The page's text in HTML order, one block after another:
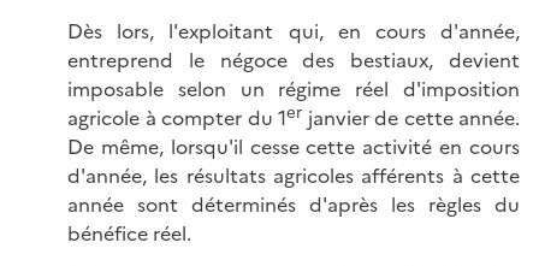
Dès lors, l'exploitant qui, en cours d'année,
entreprend le négoce des bestiaux, devient
imposable selon un régime réel d'imposition
agricole à compter du 1er janvier de cette année.
De même, lorsqu'il cesse cette activité en cours
d'année, les résultats agricoles afférents à cette
année sont déterminés d'après les règles du
bénéfice réel.